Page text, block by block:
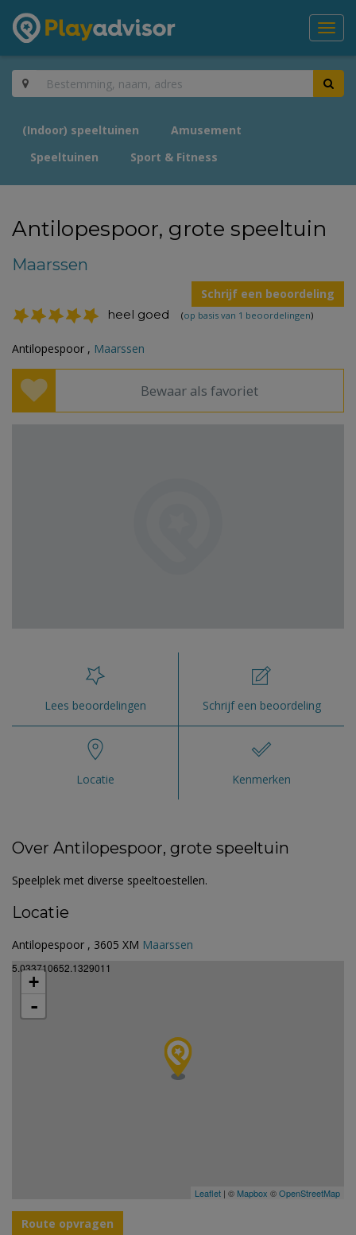
(Indoor) speeltuinen
Amusement
Speeltuinen
Sport & Fitness
Antilopespoor, grote speeltuin
Maarssen
Schrijf een beoordeling
heel goed (op basis van 1 beoordelingen)
Antilopespoor , Maarssen
Bewaar als favoriet
Lees beoordelingen Schrijf een beoordeling
Locatie Kenmerken
Over Antilopespoor, grote speeltuin
Speelplek met diverse speeltoestellen.
Locatie
Antilopespoor , 3605 XM Maarssen
5.033710652.1329011
+
-
Leaflet | © Mapbox ©OpenStreetMap
Route opvragen